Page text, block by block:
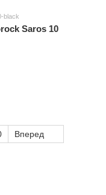
black
Saros 10
Вперед